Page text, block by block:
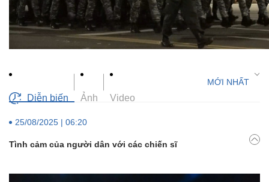
Diễn biến Ảnh Video
25/08/2025 | 06:20
Tình cảm của người dân với các chiến sĩ